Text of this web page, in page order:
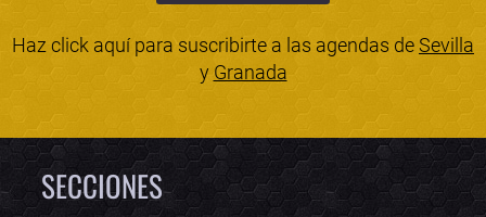
Haz click aquí para suscribirte a las agendas deSevilla
y Granada
SECCIONES